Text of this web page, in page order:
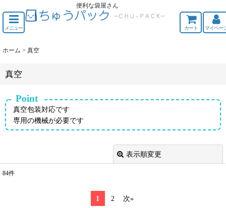
便利な袋屋さん
メニュー カート マイペー
ホーム > 真空
真空
Point
真空包装対応です
専用の機械が必要です
表示順変更
84件
1 2 次»